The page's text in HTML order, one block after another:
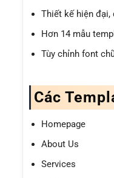
Thiết kế hiện đại,
Hơn 14 mẫu
Tùy chỉnh font
Các
Homepage
About Us
Services